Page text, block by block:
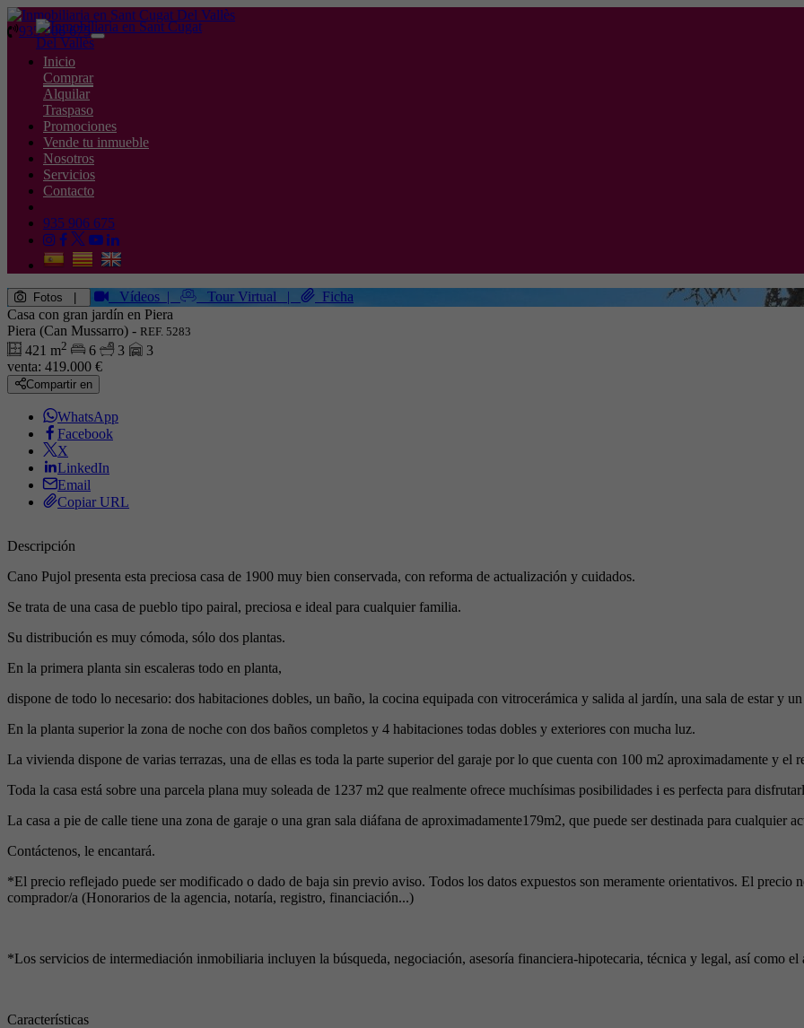
935 906 675
Toggle
Inicio
Comprar
Alquilar
Traspaso
Promociones
Vende tu inmueble
Nosotros
Servicios
Contacto
935 906 675
Fotos Vídeos | Tour Virtual |
Ficha
Casa con gran jardín en Piera
Piera (Can Mussarro) - REF. 5283
421 m2 6 3
3
venta: 419.000 €
Compartir en
WhatsApp
Facebook
X
LinkedIn
Email
Copiar URL
Descripción
Cano Pujol presenta esta preciosa casa de 1900 muy bien conservada, con reforma de actualización y cuidados.
Se trata de una casa de pueblo tipo pairal, preciosa e ideal para cualquier familia.
Su distribución es muy cómoda, sólo dos plantas.
En la primera planta sin escaleras todo en planta,
dispone de todo lo necesario: dos habitaciones dobles, un baño, la cocina equipada con vitrocerámica y salida al jardín, una sala de estar y
En la planta superior la zona de noche con dos baños completos y 4 habitaciones todas dobles y exteriores con mucha luz.
La vivienda dispone de varias terrazas, una de ellas es toda la parte superior del garaje por lo que cuenta con 100 m2 aproximadamente y el
Toda la casa está sobre una parcela plana muy soleada de 1237 m2 que realmente ofrece muchísimas posibilidades i es perfecta para
La casa a pie de calle tiene una zona de garaje o una gran sala diáfana de aproximadamente179m2, que puede ser destinada para cualquier
Contáctenos, le encantará.
*El precio reflejado puede ser modificado o dado de baja sin previo aviso. Todos los datos expuestos son meramente orientativos. El
comprador/a (Honorarios de la agencia, notaría, registro, financiación...)
*Los servicios de intermediación inmobiliaria incluyen la búsqueda, negociación, asesoría financiera-hipotecaria, técnica y legal, así como el
Características